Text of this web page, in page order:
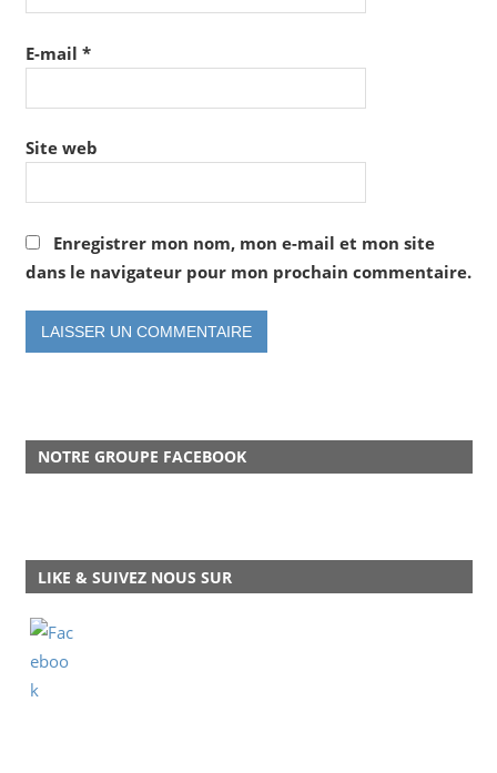
E-mail *
Site web
Enregistrer mon nom, mon e-mail et mon site
dans le navigateur pour mon prochain commentaire.
NOTRE GROUPE FACEBOOK
LIKE & SUIVEZ NOUS SUR